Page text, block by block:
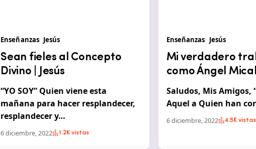
Enseñanzas Jesús
Sean fieles al Concepto
Divino | Jesús
“YO SOY” Quien viene esta
mañana para hacer resplandecer,
resplandecer y…
6 diciembre, 2022 1.2K vistas
Enseñanzas Jesús
Mi verdadero
como Ángel
Saludos, Mis Amigos,
Aquel a Quien han
6 diciembre, 2022 4.5K vistas